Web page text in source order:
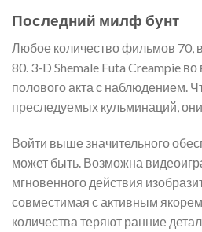
Последний милф бунт
Любое количество фильмов 70,
80. 3-D Shemale Futa Creampie
полового акта с наблюдением.
преследуемых кульминаций,
Войти выше значительного
может быть. Возможна
мгновенного действия
совместимая с активным
количества теряют ранние